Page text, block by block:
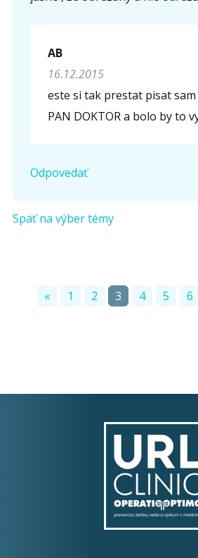
AB
16.12.2015
este si tak prestat pisat
PAN DOKTOR a bolo by to
Odpovedať
Späť na výber témy
« 1 2 3 4 5 6